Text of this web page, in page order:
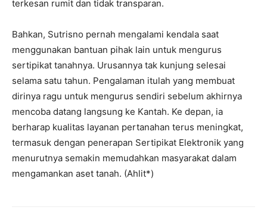
terkesan rumit dan tidak transparan.
‎Bahkan, Sutrisno pernah mengalami kendala saat
menggunakan bantuan pihak lain untuk mengurus
sertipikat tanahnya. Urusannya tak kunjung selesai
selama satu tahun. Pengalaman itulah yang membuat
dirinya ragu untuk mengurus sendiri sebelum akhirnya
mencoba datang langsung ke Kantah. Ke depan, ia
berharap kualitas layanan pertanahan terus meningkat,
termasuk dengan penerapan Sertipikat Elektronik yang
menurutnya semakin memudahkan masyarakat dalam
mengamankan aset tanah. (Ahlit*)